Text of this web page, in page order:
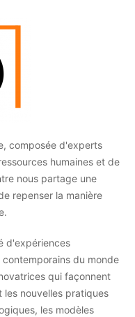
composée d'experts
humaines et de
nous partage une
repenser la manière
d'expériences
du monde
qui façonnent
les nouvelles pratiques
les modèles